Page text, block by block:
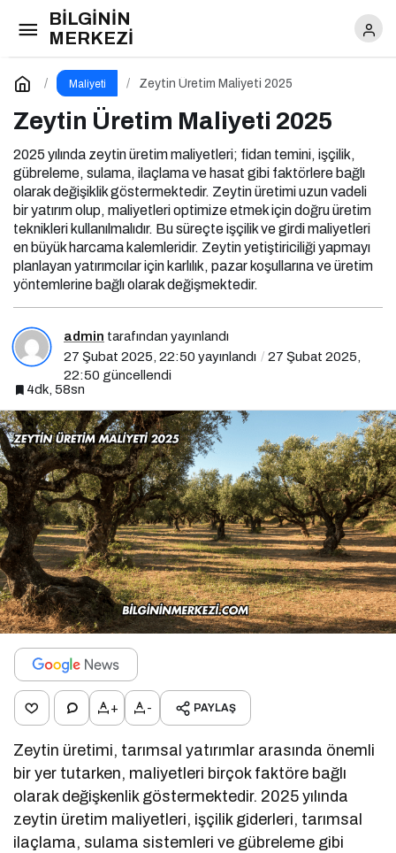
BİLGİNİN
MERKEZİ
Maliyeti Zeytin Üretim Maliyeti 2025
Zeytin Üretim Maliyeti 2025
2025 yılında zeytin üretim maliyetleri; fidan temini, işçilik,
gübreleme, sulama, ilaçlama ve hasat gibi faktörlere bağlı
olarak değişiklik göstermektedir. Zeytin üretimi uzun vadeli
bir yatırım olup, maliyetleri optimize etmek için doğru üretim
teknikleri kullanılmalıdır. Bu süreçte işçilik ve girdi maliyetleri
en büyük harcama kalemleridir. Zeytin yetiştiriciliği yapmayı
planlayan yatırımcılar için karlılık, pazar koşullarına ve üretim
yöntemlerine bağlı olarak değişmektedir.
admin tarafından yayınlandı
27 Şubat 2025, 22:50 yayınlandı
27 Şubat 2025,
22:50 güncellendi
4dk, 58sn
+ - PAYLAŞ
Zeytin üretimi, tarımsal yatırımlar arasında önemli
bir yer tutarken, maliyetleri birçok faktöre bağlı
olarak değişkenlik göstermektedir. 2025 yılında
zeytin üretim maliyetleri, işçilik giderleri, tarımsal
ilaçlama, sulama sistemleri ve gübreleme gibi
Zeytin Üretim Maliyeti 2025